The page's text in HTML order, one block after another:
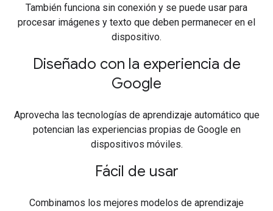
También funciona sin conexión y se puede usar para
procesar imágenes y texto que deben permanecer en el
dispositivo.
Diseñado con la experiencia de
Google
Aprovecha las tecnologías de aprendizaje automático que
potencian las experiencias propias de Google en
dispositivos móviles.
Fácil de usar
Combinamos los mejores modelos de aprendizaje